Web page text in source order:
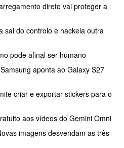
direto vai proteger a
sai do controlo e hackeia outra
pode afinal ser humano
aponta ao Galaxy S27
criar e exportar stickers para o
aos vídeos do Gemini Omni
imagens desvendam as três